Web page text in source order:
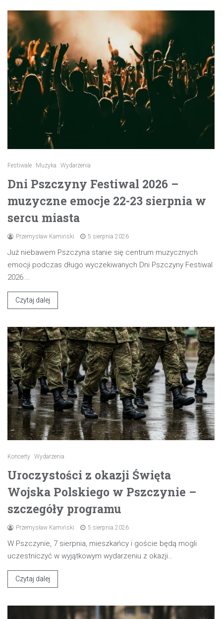
Festiwale Muzyka Wydarzenia
Dni Pszczyny Festiwal 2026 –
muzyczne emocje 22-23 sierpnia w
sercu miasta
Przemysław Kamiński 5 sierpnia 2026
Już niebawem Pszczyna stanie się centrum muzycznych
emocji podczas długo wyczekiwanych Dni Pszczyny Festiwal
2026.…
Czytaj dalej
Koncerty Wydarzenia
Uroczystości z okazji Święta
Wojska Polskiego w Pszczynie –
szczegóły programu
Przemysław Kamiński 5 sierpnia 2026
W Pszczynie, 7 sierpnia, mieszkańcy i goście będą mogli
uczestniczyć w wyjątkowym wydarzeniu z okazji…
Czytaj dalej